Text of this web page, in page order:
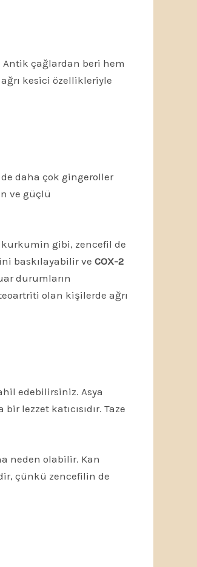
Antik çağlardan beri hem
kesici özellikleriyle
daha çok gingeroller
ve güçlü
gibi, zencefil de
baskılayabilir ve COX-2
durumların
olan kişilerde ağrı
edebilirsiniz. Asya
lezzet katıcısıdır. Taze
neden olabilir. Kan
çünkü zencefilin de